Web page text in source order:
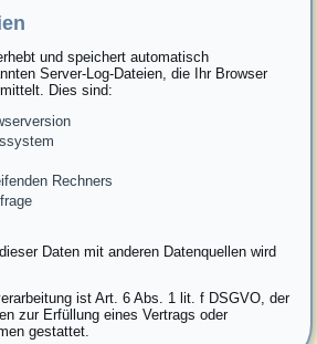
und speichert automatisch
Server-Log-Dateien, die Ihr Browser
Dies sind:
Rechners
Daten mit anderen Datenquellen wird
ist Art. 6 Abs. 1 lit. f DSGVO, der
zur Erfüllung eines Vertrags oder
gestattet.